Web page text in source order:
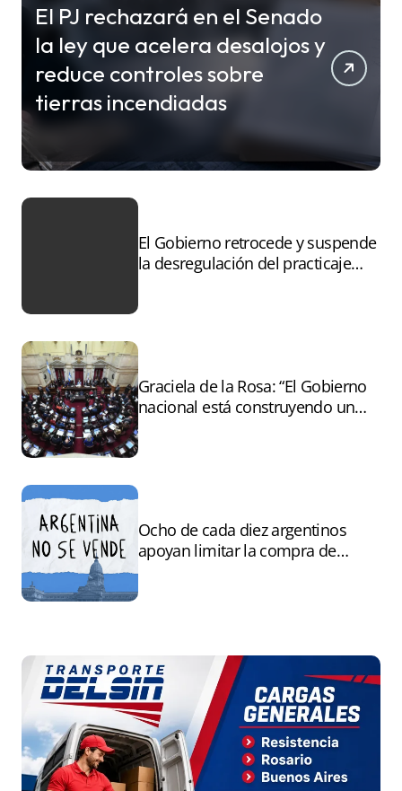
El PJ rechazará en el Senado
la ley que acelera desalojos y
reduce controles sobre
tierras incendiadas
El Gobierno retrocede y suspende
la desregulación del practicaje
Graciela de la Rosa: “El Gobierno
nacional está construyendo un
Ocho de cada diez argentinos
apoyan limitar la compra de